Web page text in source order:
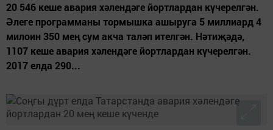
20 546 кеше авария хәлендәге йортлардан күчерелгән.
Әлеге программаны тормышка ашыруга 5 миллиард 4
милоин 350 мең сум акча таләп ителгән. Нәтиҗәдә,
1107 кеше авария хәлендәге йортлардан күчерелгән.
2017 елда 290...